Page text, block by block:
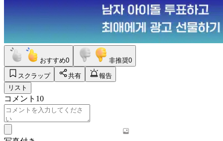
おすすめ0 非推奨0
スクラップ 共有
報告
リスト
コメント 10